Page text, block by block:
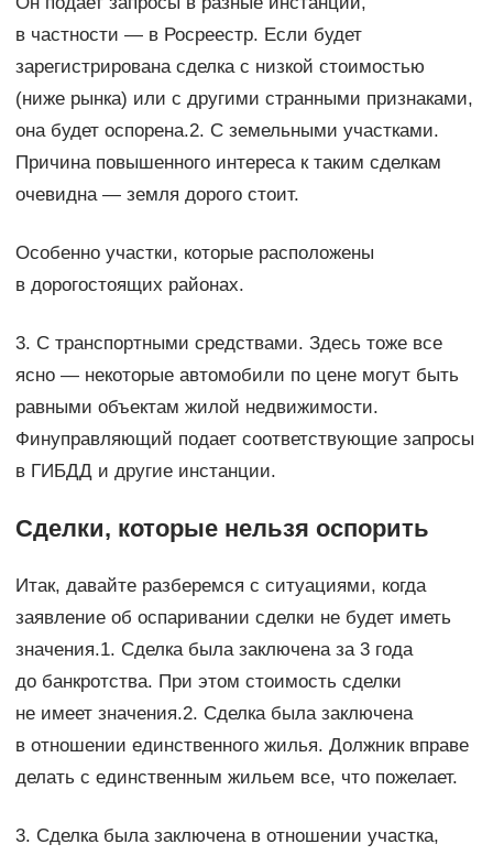
в частности — в Росреестр. Если будет
зарегистрирована сделка с низкой стоимостью
(ниже рынка) или с другими странными признаками,
она будет оспорена.2. С земельными участками.
Причина повышенного интереса к таким сделкам
очевидна — земля дорого стоит.
Особенно участки, которые расположены
в дорогостоящих районах.
3. С транспортными средствами. Здесь тоже все
ясно — некоторые автомобили по цене могут быть
равными объектам жилой недвижимости.
Финуправляющий подает соответствующие запросы
в ГИБДД и другие инстанции.
Сделки, которые нельзя оспорить
Итак, давайте разберемся с ситуациями, когда
заявление об оспаривании сделки не будет иметь
значения.1. Сделка была заключена за 3 года
до банкротства. При этом стоимость сделки
не имеет значения.2. Сделка была заключена
в отношении единственного жилья. Должник вправе
делать с единственным жильем все, что пожелает.
3. Сделка была заключена в отношении участка,